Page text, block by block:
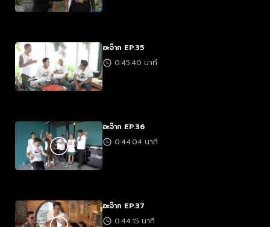
อะจ๊าก EP.35
0:45:40 นาที
อะจ๊าก EP.36
0:44:04 นาที
อะจ๊าก EP.37
0:44:15 นาที